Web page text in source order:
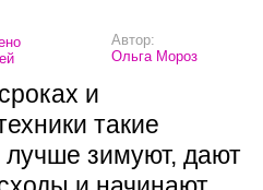
Автор:
Ольга Мороз
и
такие
зимуют, дают